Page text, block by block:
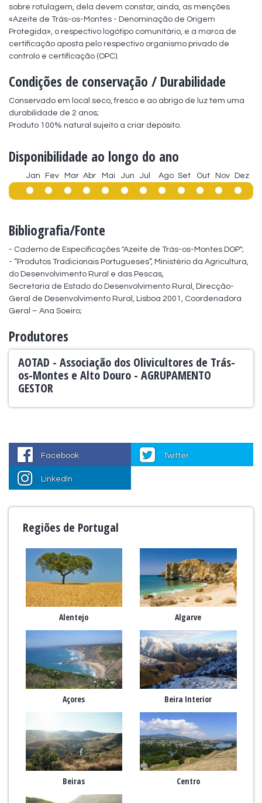
sobre rotulagem, dela devem constar, ainda, as menções
«Azeite de Trás-os-Montes - Denominação de Origem
Protegida», o respectivo logótipo comunitário, e a marca de
certificação aposta pelo respectivo organismo privado de
controlo e certificação (OPC).
Condições de conservação / Durabilidade
Conservado em local seco, fresco e ao abrigo de luz tem uma
durabilidade de 2 anos;
Produto 100% natural sujeito a criar depósito.
Disponibilidade ao longo do ano
Jan Fev Mar Abr Mai Jun Jul Ago Set Out Nov Dez
Bibliografia/Fonte
- Caderno de Especificações "Azeite de Trás-os-Montes DOP";
- “Produtos Tradicionais Portugueses”, Ministério da Agricultura,
do Desenvolvimento Rural e das Pescas,
Secretaria de Estado do Desenvolvimento Rural, Direcção-
Geral de Desenvolvimento Rural, Lisboa 2001, Coordenadora
Geral – Ana Soeiro;
Produtores
AOTAD - Associação dos Olivicultores de Trás-
os-Montes e Alto Douro - AGRUPAMENTO
GESTOR
Facebook Twitter
LinkedIn
Regiões de Portugal
Alentejo Algarve
Açores Beira Interior
Beiras Centro